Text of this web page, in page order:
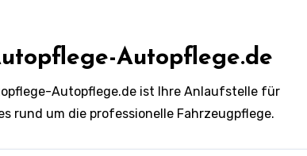
Autopflege.de
Autopflege.de ist Ihre Anlaufstelle für
rund um die professionelle Fahrzeugpflege.